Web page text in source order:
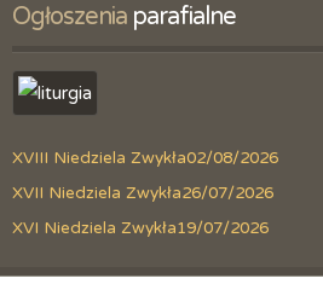
Ogłoszenia parafialne
XVIII Niedziela Zwykła02/08/2026
XVII Niedziela Zwykła26/07/2026
XVI Niedziela Zwykła19/07/2026